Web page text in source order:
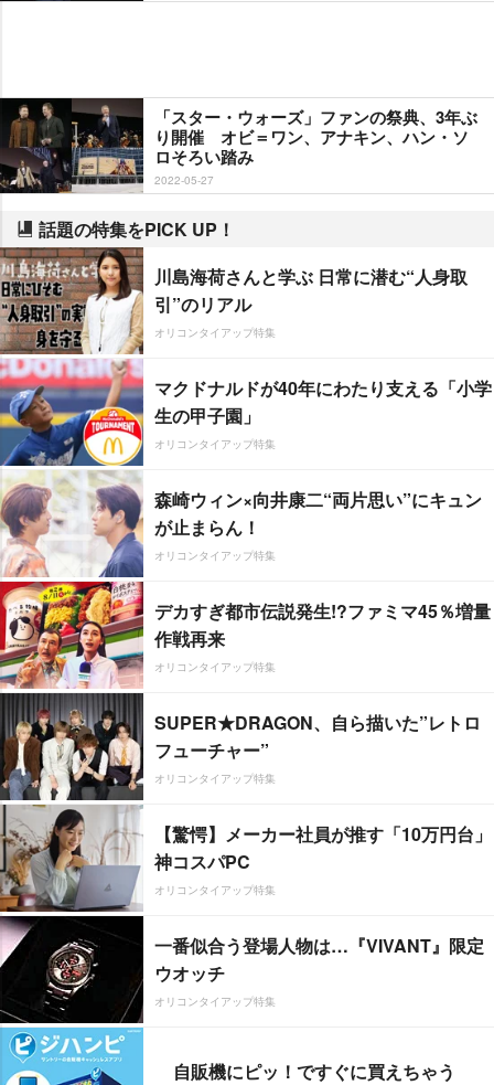
「スター・ウォーズ」ファンの祭典、3年ぶ
り開催 オビ＝ワン、アナキン、ハン・ソ
ロそろい踏み
2022-05-27
話題の特集をPICK UP！
川島海荷さんと学ぶ 日常に潜む“人身取
引”のリアル
オリコンタイアップ特集
マクドナルドが40年にわたり支える「小学
生の甲子園」
オリコンタイアップ特集
森崎ウィン×向井康二“両片思い”にキュン
が止まらん！
オリコンタイアップ特集
デカすぎ都市伝説発生!?ファミマ45％増量
作戦再来
オリコンタイアップ特集
SUPER★DRAGON、自ら描いた”レトロ
フューチャー”
オリコンタイアップ特集
【驚愕】メーカー社員が推す「10万円台」
神コスパPC
オリコンタイアップ特集
一番似合う登場人物は…『VIVANT』限定
ウオッチ
オリコンタイアップ特集
自販機にピッ！ですぐに買えちゃう